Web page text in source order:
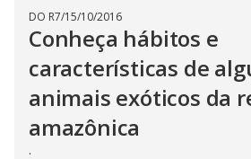
e
o
DO R7/15/10/2016
Conheça hábitos e
características de
animais exóticos da
amazônica
.